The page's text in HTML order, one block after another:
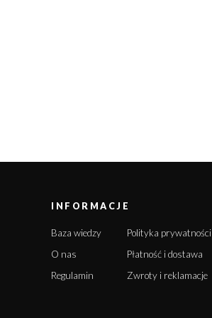
INFORMACJE
Baza wiedzy
O nas
Regulamin
Polityka prywatności
Płatność i dostawa
Zwroty i reklamacje